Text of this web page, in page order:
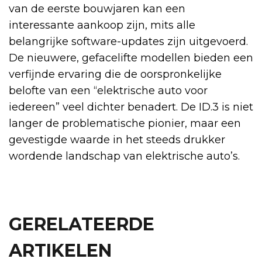
van de eerste bouwjaren kan een
interessante aankoop zijn, mits alle
belangrijke software-updates zijn uitgevoerd.
De nieuwere, gefacelifte modellen bieden een
verfijnde ervaring die de oorspronkelijke
belofte van een “elektrische auto voor
iedereen” veel dichter benadert. De ID.3 is niet
langer de problematische pionier, maar een
gevestigde waarde in het steeds drukker
wordende landschap van elektrische auto’s.
GERELATEERDE
ARTIKELEN